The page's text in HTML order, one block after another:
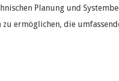
Planung und
ermöglichen, die